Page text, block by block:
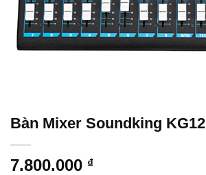
Bàn Mixer Soundking KG12
7.800.000 ₫